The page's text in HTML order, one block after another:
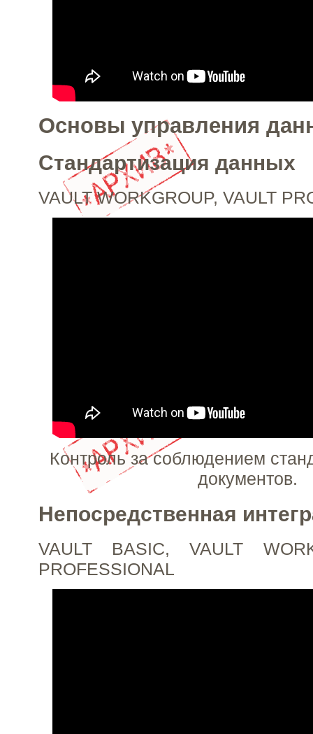
Основы управления
Стандартизация данных
VAULT WORKGROUP, VAULT
Контроль за соблюдением
документов.
Непосредственная
VAULT BASIC, VAULT
PROFESSIONAL